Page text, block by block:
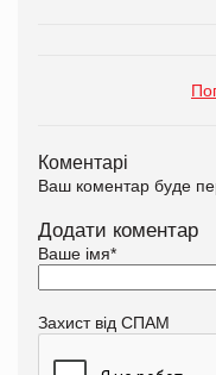
Коментарі
Ваш коментар буде
Додати коментар
Ваше імя*
Захист від СПАМ